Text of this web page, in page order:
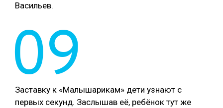
Васильев.
09
Заставку к «Малышарикам» дети узнают с
первых секунд. Заслышав её, ребёнок тут же